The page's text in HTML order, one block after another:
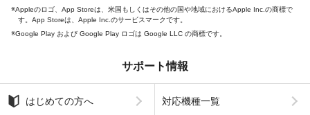
Appleのロゴ、App Storeは、米国もしくはその他の国や地域におけるApple Inc.の商標で
す。App Storeは、Apple Inc.のサービスマークです。
Google Play および Google Play ロゴは Google LLC の商標です。
サポート情報
はじめての方へ 対応機種一覧